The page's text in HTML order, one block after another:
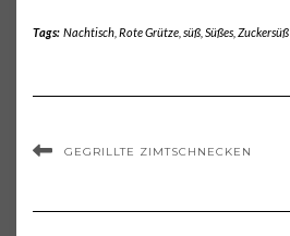
Tags: Nachtisch, Rote Grütze, süß, Süßes, Zuckersüß
GEGRILLTE ZIMTSCHNECKEN